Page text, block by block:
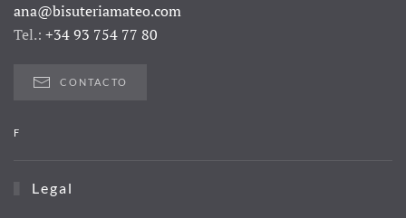
ana@bisuteriamateo.com
Tel.: +34 93 754 77 80
CONTACTO
F
Legal